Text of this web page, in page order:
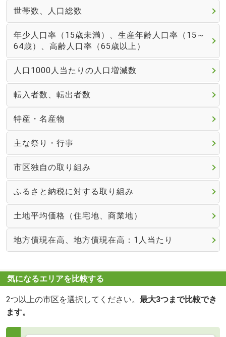
世帯数、人口総数
年少人口率（15歳未満）、生産年齢人口率（15～
64歳）、高齢人口率（65歳以上）
人口1000人当たりの人口増減数
転入者数、転出者数
特産・名産物
主な祭り・行事
市区独自の取り組み
ふるさと納税に対する取り組み
土地平均価格（住宅地、商業地）
地方債現在高、地方債現在高：1人当たり
気になるエリアを比較する
2つ以上の市区を選択してください。 最大3つまで比較でき
ます。